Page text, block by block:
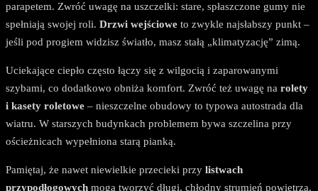
parapetem. Zwróć uwagę na uszczelki: stare, spłaszczone gumy nie
spełniają swojej roli. Drzwi wejściowe to zwykle najsłabszy punkt –
jeśli pod progiem widzisz światło, masz stałą „klimatyzację” zimą.
Uciekające ciepło często łączy się z wilgocią i zaparowanymi
szybami, co dodatkowo obniża komfort. Zwróć też uwagę na rolety
i kasety roletowe – nieszczelne obudowy to typowa autostrada dla
wiatru. W starszych budynkach problemem bywa szczelina przy
ościeżnicach wypełniona starą pianką.
Pamiętaj, że nawet niewielkie przecieki przy listwach
przypodłogowych mogą tworzyć długi, chłodny strumień powietrza.